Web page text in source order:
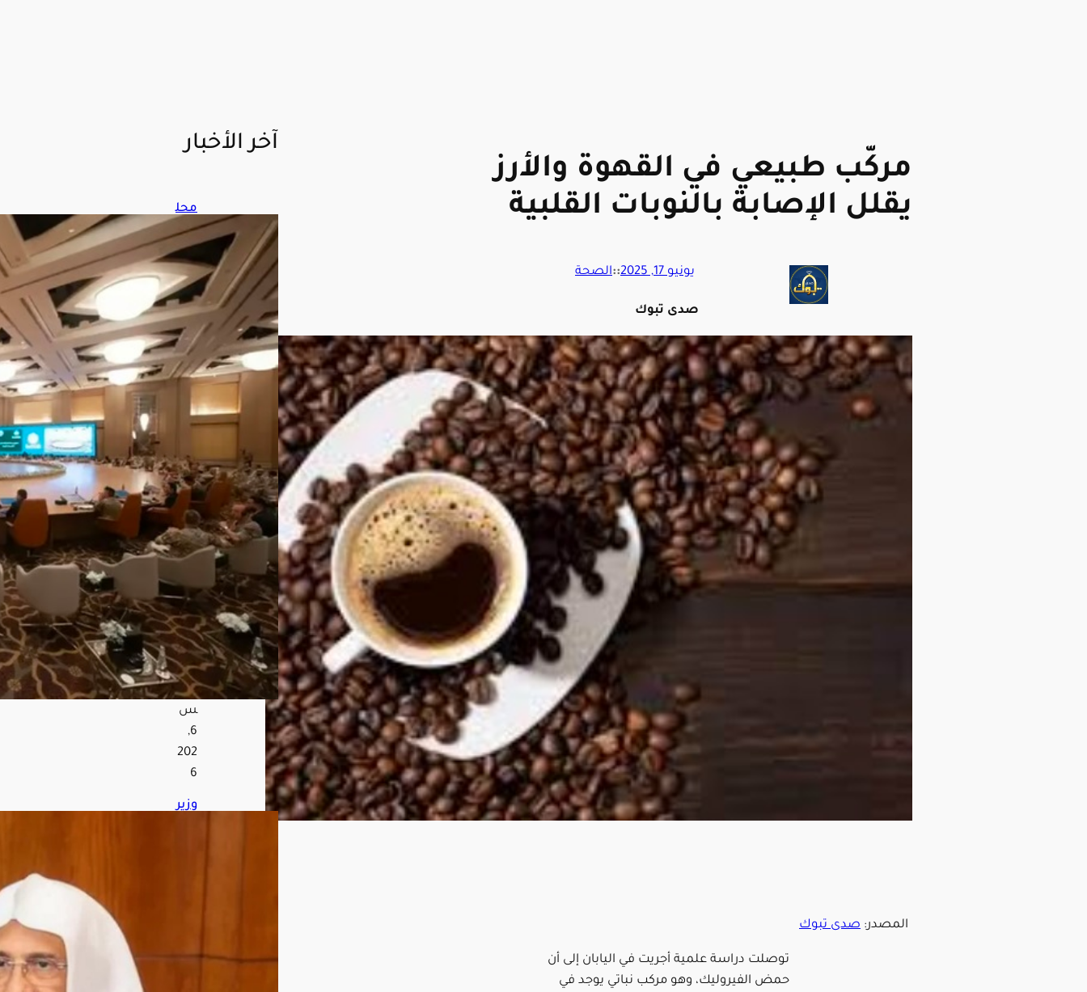
مركّب طبيعي في القهوة والأرز
يقلل الإصابة بالنوبات القلبية
يونيو 17, 2025 ::الصحة
صدى تبوك
المصدر: صدى تبوك
توصلت دراسة علمية أجريت في اليابان إلى أن
حمض الفيروليك، وهو مركب نباتي يوجد في
آخر الأخبار
محل
ل
عس
كر
ي:
التح
الف
البح
ري
متع
دد
الجن
سي
ات
الأم
ن
العا
لمي
ويح
مي
الم
ت
البح
رية
أغ
س
ط
س
6,
202
6
وزير
اة